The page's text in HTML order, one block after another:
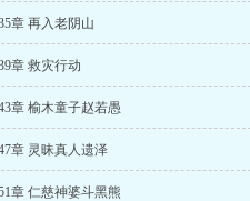
章 再入老阴山
章 救灾行动
章 榆木童子赵若愚
章 灵昧真人遗泽
章 仁慈神婆斗黑熊